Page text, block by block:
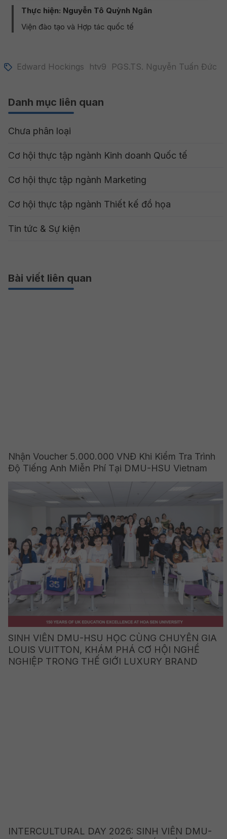
Thực hiện: Nguyễn Tô Quỳnh Ngân
Viện đào tạo và Hợp tác quốc tế
Edward Hockings htv9 PGS.TS. Nguyễn Tuấn Đức
Danh mục liên quan
Chưa phân loại
Cơ hội thực tập ngành Kinh doanh Quốc tế
Cơ hội thực tập ngành Marketing
Cơ hội thực tập ngành Thiết kế đồ họa
Tin tức & Sự kiện
Bài viết liên quan
Nhận Voucher 5.000.000 VNĐ Khi Kiểm Tra Trình
Độ Tiếng Anh Miễn Phí Tại DMU-HSU Vietnam
SINH VIÊN DMU-HSU HỌC CÙNG CHUYÊN GIA
LOUIS VUITTON, KHÁM PHÁ CƠ HỘI NGHỀ
NGHIỆP TRONG THẾ GIỚI LUXURY BRAND
INTERCULTURAL DAY 2026: SINH VIÊN DMU-